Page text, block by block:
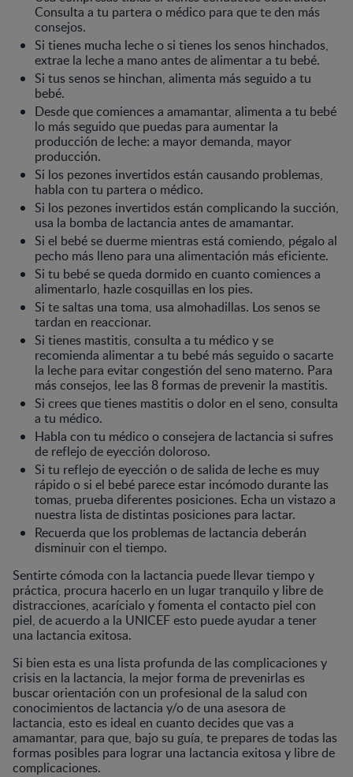
Consulta a tu partera o médico para que te den más
consejos.
Si tienes mucha leche o si tienes los senos hinchados,
extrae la leche a mano antes de alimentar a tu bebé.
Si tus senos se hinchan, alimenta más seguido a tu
bebé.
Desde que comiences a amamantar, alimenta a tu bebé
lo más seguido que puedas para aumentar la
producción de leche: a mayor demanda, mayor
producción.
Si los pezones invertidos están causando problemas,
habla con tu partera o médico.
Si los pezones invertidos están complicando la succión,
usa la bomba de lactancia antes de amamantar.
Si el bebé se duerme mientras está comiendo, pégalo al
pecho más lleno para una alimentación más eficiente.
Si tu bebé se queda dormido en cuanto comiences a
alimentarlo, hazle cosquillas en los pies.
Si te saltas una toma, usa almohadillas. Los senos se
tardan en reaccionar.
Si tienes mastitis, consulta a tu médico y se
recomienda alimentar a tu bebé más seguido o sacarte
la leche para evitar congestión del seno materno. Para
más consejos, lee las 8 formas de prevenir la mastitis.
Si crees que tienes mastitis o dolor en el seno, consulta
a tu médico.
Habla con tu médico o consejera de lactancia si sufres
de reflejo de eyección doloroso.
Si tu reflejo de eyección o de salida de leche es muy
rápido o si el bebé parece estar incómodo durante las
tomas, prueba diferentes posiciones. Echa un vistazo a
nuestra lista de distintas posiciones para lactar.
Recuerda que los problemas de lactancia deberán
disminuir con el tiempo.
Sentirte cómoda con la lactancia puede llevar tiempo y
práctica, procura hacerlo en un lugar tranquilo y libre de
distracciones, acarícialo y fomenta el contacto piel con
piel, de acuerdo a la UNICEF esto puede ayudar a tener
una lactancia exitosa.
Si bien esta es una lista profunda de las complicaciones y
crisis en la lactancia, la mejor forma de prevenirlas es
buscar orientación con un profesional de la salud con
conocimientos de lactancia y/o de una asesora de
lactancia, esto es ideal en cuanto decides que vas a
amamantar, para que, bajo su guía, te prepares de todas las
formas posibles para lograr una lactancia exitosa y libre de
complicaciones.